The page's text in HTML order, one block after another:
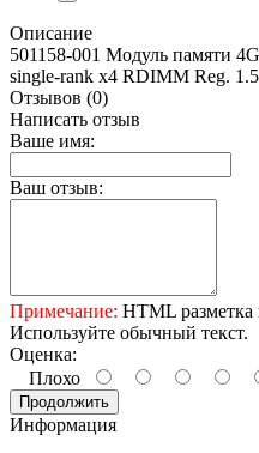
Описание
501158-001 Модуль памяти
single-rank x4 RDIMM Reg.
Отзывов (0)
Написать отзыв
Ваше имя:
Ваш отзыв:
Примечание: HTML разметка
Используйте обычный текст.
Оценка:
Плохо
Продолжить
Информация